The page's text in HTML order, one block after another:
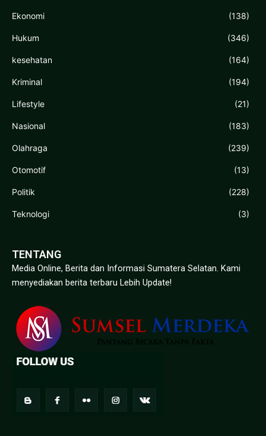
Ekonomi (138)
Hukum (346)
kesehatan (164)
Kriminal (194)
Lifestyle (21)
Nasional (183)
Olahraga (239)
Otomotif (13)
Politik (228)
Teknologi (3)
TENTANG
Media Online, Berita dan Informasi Sumatera Selatan. Kami
menyediakan berita terbaru Lebih Update!